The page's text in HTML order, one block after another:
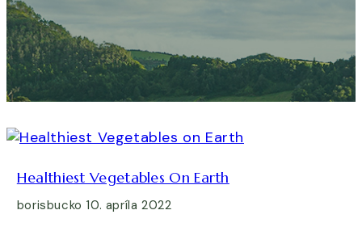
Healthiest Vegetables On Earth
borisbucko 10. apríla 2022